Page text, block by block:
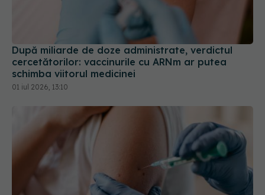
După miliarde de doze administrate, verdictul
cercetătorilor: vaccinurile cu ARNm ar putea
schimba viitorul medicinei
01 iul 2026, 13:10